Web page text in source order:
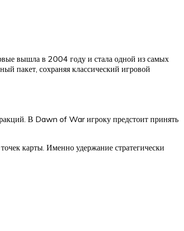
вышла в 2004 году и стала одной из самых
пакет, сохраняя классический игровой
В Dawn of War игроку предстоит принять
карты. Именно удержание стратегически